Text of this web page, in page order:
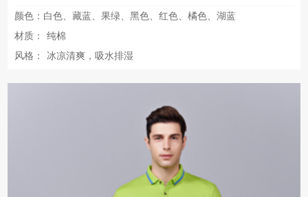
颜色：白色、藏蓝、果绿、黑色、红色、橘色、湖蓝
材质：
纯棉
风格：
冰凉清爽，吸水排湿